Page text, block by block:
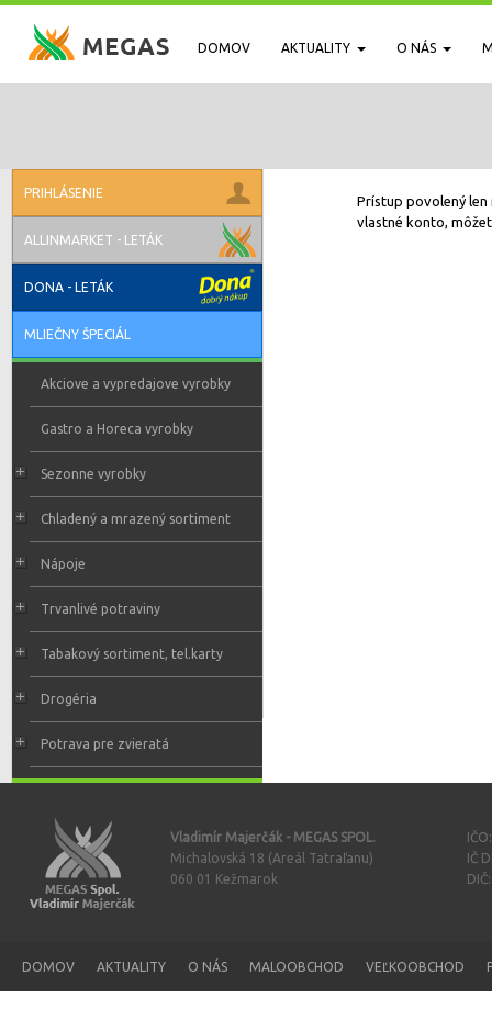
DOMOV AKTUALITY O NÁS
PRIHLÁSENIE
ALLINMARKET - LETÁK
DONA - LETÁK
MLIEČNY ŠPECIÁL
Akciove a vypredajove vyrobky
Gastro a Horeca vyrobky
Sezonne vyrobky
Chladený a mrazený sortiment
Nápoje
Trvanlivé potraviny
Tabakový sortiment, tel.karty
Drogéria
Potrava pre zvieratá
Prístup povolený len
vlastné konto,
Vladimír Majerčák - MEGAS SPOL.
Michalovská 18 (Areál Tatraľanu)
060 01 Kežmarok
IČ
DOMOV AKTUALITY O NÁS MALOOBCHOD VEĽKOOBCHOD